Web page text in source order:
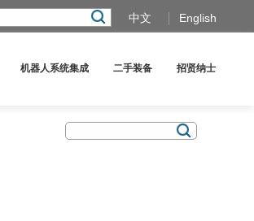
中文 English
机器人系统集成 二手装备 招贤纳士